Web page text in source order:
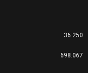
36.250
698.067